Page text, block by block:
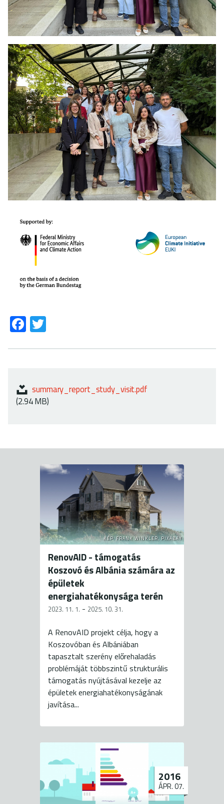
Fa
ce
b
ok
tt
summary_report_study_visit.pdf
(2.94 MB)
KÉP: FRANK WINKLER, PIXABAY
RenovAID - támogatás
Koszovó és Albánia számára az
épületek
energiahatékonysága terén
2023. 11. 1. - 2025. 10. 31.
A RenovAID projekt célja, hogy a
Koszovóban és Albániában
tapasztalt szerény előrehaladás
problémáját többszintű strukturális
támogatás nyújtásával kezelje az
épületek energiahatékonyságának
javítása...
2016
ÁPR. 07.